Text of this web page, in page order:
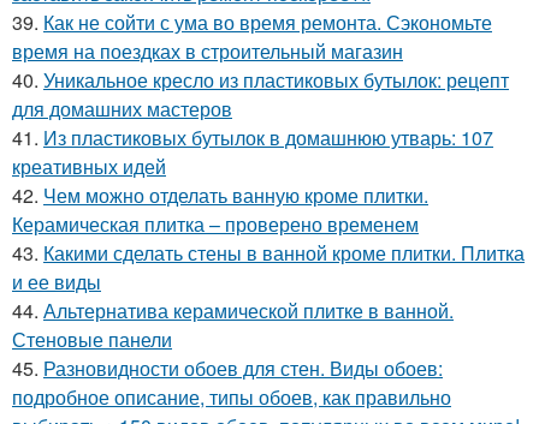
39. Как не сойти с ума во время ремонта. Сэкономьте
время на поездках в строительный магазин
40. Уникальное кресло из пластиковых бутылок: рецепт
для домашних мастеров
41. Из пластиковых бутылок в домашнюю утварь: 107
креативных идей
42. Чем можно отделать ванную кроме плитки.
Керамическая плитка – проверено временем
43. Какими сделать стены в ванной кроме плитки. Плитка
и ее виды
44. Альтернатива керамической плитке в ванной.
Стеновые панели
45. Разновидности обоев для стен. Виды обоев:
подробное описание, типы обоев, как правильно